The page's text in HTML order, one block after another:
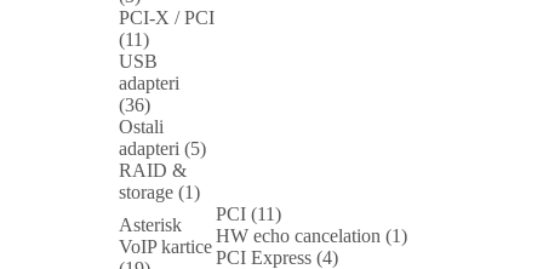
PCI-X / PCI
(11)
USB
adapteri
(36)
Ostali
adapteri (5)
RAID &
storage (1)
Asterisk
VoIP kartice
PCI (11)
HW echo cancelation (1)
PCI Express (4)